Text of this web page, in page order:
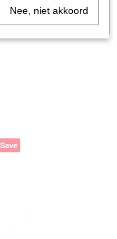
onlangs in de zaak is
met u op.
Save
Nee, niet akkoord